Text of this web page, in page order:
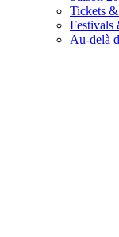
Tickets
Festivals
Au-delà